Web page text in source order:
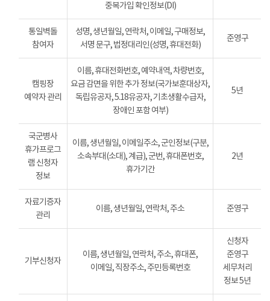
중복가입 확인정보(DI)
통일벽돌
참여자
성명, 생년월일, 연락처, 이메일, 구매정보,
서명 문구, 법정대리인(성명, 휴대전화)
준영구
캠핑장
예약자 관리
이름, 휴대전화번호, 예약내역, 차량번호,
요금 감면을 위한 추가 정보(국가보훈대상자,
독립유공자, 5.18유공자, 기초생활수급자,
장애인 포함 여부)
5년
국군병사
휴가프로그
램 신청자
정보
이름, 생년월일, 이메일주소, 군인정보(구분,
소속부대(소대), 계급), 군번, 휴대폰번호,
휴가기간
2년
자료기증자
관리
이름, 생년월일, 연락처, 주소 준영구
기부신청자
이름, 생년월일, 연락처, 주소, 휴대폰,
이메일, 직장주소, 주민등록번호
신청자
준영구
세무처리
정보 5년